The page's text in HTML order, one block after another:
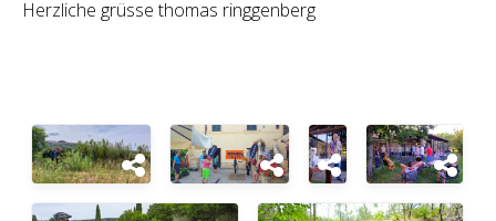
Herzliche grüsse thomas ringgenberg